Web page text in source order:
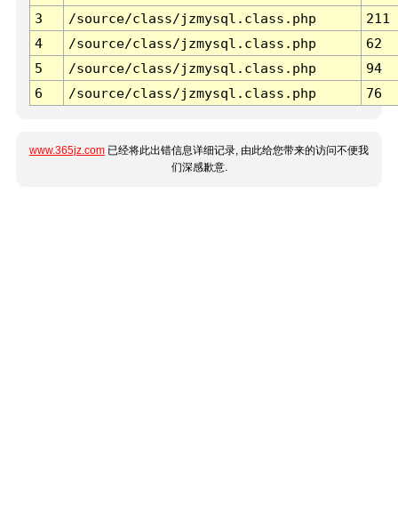
3 /source/class/jzmysql.class.php
211
4
/source/class/jzmysql.class.php
62
5
/source/class/jzmysql.class.php
94
6
/source/class/jzmysql.class.php 76
www.365jz.com 已经将此出错信息详细记录, 由此给您带来的访问不便我
们深感歉意.